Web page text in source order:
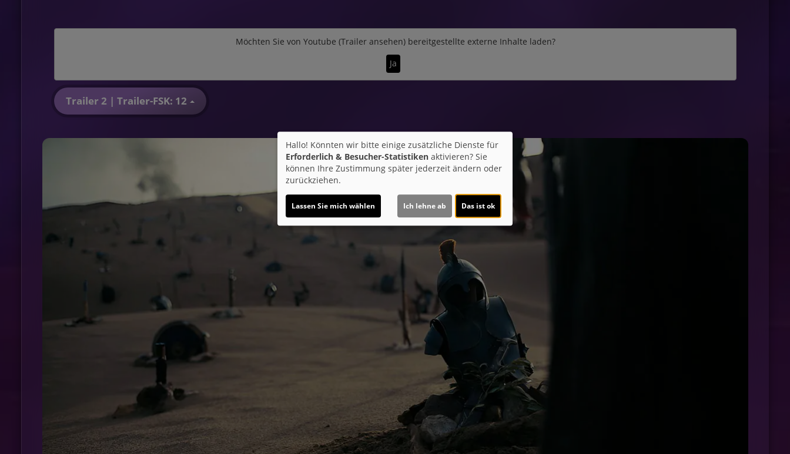
Möchten Sie von Youtube (Trailer ansehen)bereitgestellte externe Inhalte laden?
Ja
Trailer 2 | Trailer-FSK: 12
Hallo! Könnten wir bitte einige zusätzliche Dienste für
Erforderlich & Besucher-Statistiken aktivieren? Sie
können Ihre Zustimmung später jederzeit ändern oder
zurückziehen.
Lassen Sie mich wählen Ich lehne ab Das ist ok